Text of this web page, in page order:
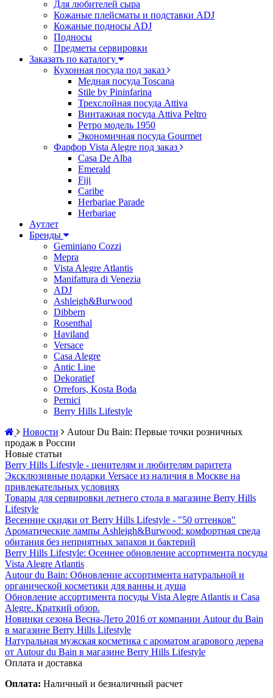
Для любителей сыра
Кожаные плейсматы и подставки ADJ
Кожаные подносы ADJ
Подносы
Предметы сервировки
Заказать по каталогу
Кухонная посуда под заказ
Медная посуда Toscana
Stile by Pininfarina
Трехслойная посуда Attiva
Винтажная посуда Attiva Peltro
Ретро модель 1950
Экономичная посуда Gourmet
Фарфор Vista Alegre под заказ
Casa De Alba
Emerald
Fiji
Caribe
Herbariae Parade
Herbariae
Аутлет
Бренды
Geminiano Cozzi
Mepra
Vista Alegre Atlantis
Manifattura di Venezia
ADJ
Ashleigh&Burwood
Dibbern
Rosenthal
Haviland
Versace
Casa Alegre
Antic Line
Dekoratief
Orrefors, Kosta Boda
Pernici
Berry Hills Lifestyle
Новости
Autour Du Bain: Первые точки розничных
продаж в России
Новые статьи
Berry Hills Lifestyle - ценителям и любителям раритета
Эксклюзивные подарки Versace из наличия в Москве на
привлекательных условиях
Товары для сервировки летнего стола в магазине Berry Hills
Lifestyle
Весенние скидки от Berry Hills Lifestyle - "50 оттенков"
Ароматические лампы Ashleigh&Burwood: комфортная среда
обитания без неприятных запахов и бактерий
Berry Hills Lifestyle: Осеннее обновление ассортимента посуды
Vista Alegre Atlantis
Autour du Bain: Обновление ассортимента натуральной и
органической косметики для ванны и душа
Обновление ассортимента посуды Vista Alegre Atlantis и Casa
Alegre. Краткий обзор.
Новинки сезона Весна-Лето 2016 от компании Autour du Bain
в магазине Berry Hills Lifestyle
Натуральная мужская косметика с ароматом агарового дерева
от Autour du Bain в магазине Berry Hills Lifestyle
Оплата и доставка
Оплата: Наличный и безналичный расчет